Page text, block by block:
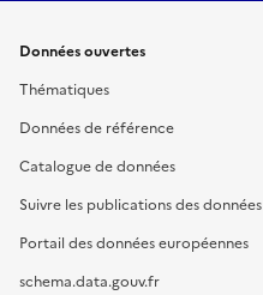
Données ouvertes
Thématiques
Données de référence
Catalogue de données
Suivre les publications des données
Portail des données européennes
schema.data.gouv.fr